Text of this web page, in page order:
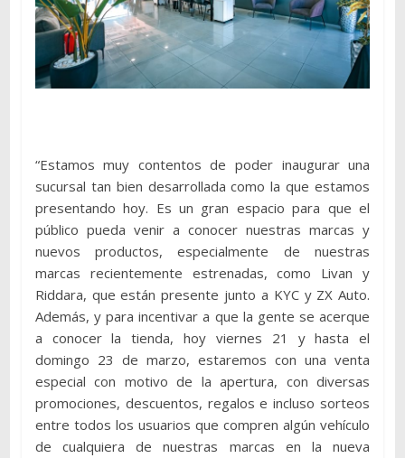
“Estamos muy contentos de poder inaugurar una
sucursal tan bien desarrollada como la que estamos
presentando hoy. Es un gran espacio para que el
público pueda venir a conocer nuestras marcas y
nuevos productos, especialmente de nuestras
marcas recientemente estrenadas, como Livan y
Riddara, que están presente junto a KYC y ZX Auto.
Además, y para incentivar a que la gente se acerque
a conocer la tienda, hoy viernes 21 y hasta el
domingo 23 de marzo, estaremos con una venta
especial con motivo de la apertura, con diversas
promociones, descuentos, regalos e incluso sorteos
entre todos los usuarios que compren algún vehículo
de cualquiera de nuestras marcas en la nueva